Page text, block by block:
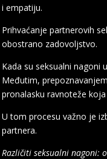
i empatiju.
Prihvaćanje partnerovih
obostrano zadovoljstvo.
Kada su seksualni nagoni
Međutim,
pronalasku ravnoteže
U tom procesu važno je
partnera.
Različiti seksualni nagoni: